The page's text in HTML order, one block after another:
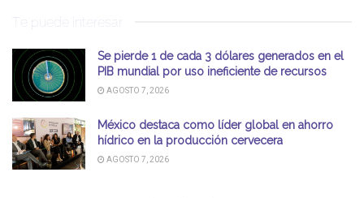
Te puede interesar
Se pierde 1 de cada 3 dólares generados en el
PIB mundial por uso ineficiente de recursos
AGOSTO 7, 2026
México destaca como líder global en ahorro
hídrico en la producción cervecera
AGOSTO 7, 2026